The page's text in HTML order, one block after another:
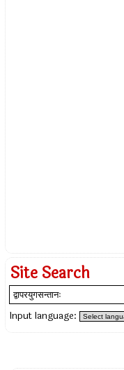
Site Search
Input language: